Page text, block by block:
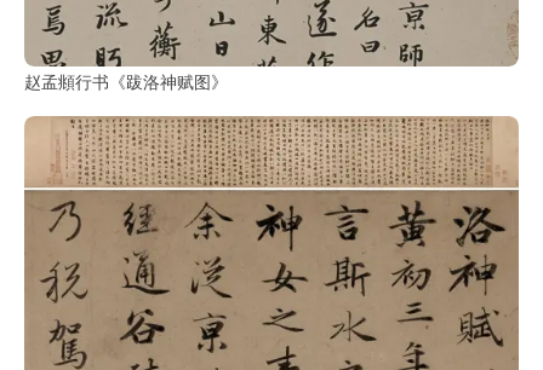
赵孟頫行书《跋洛神赋图》